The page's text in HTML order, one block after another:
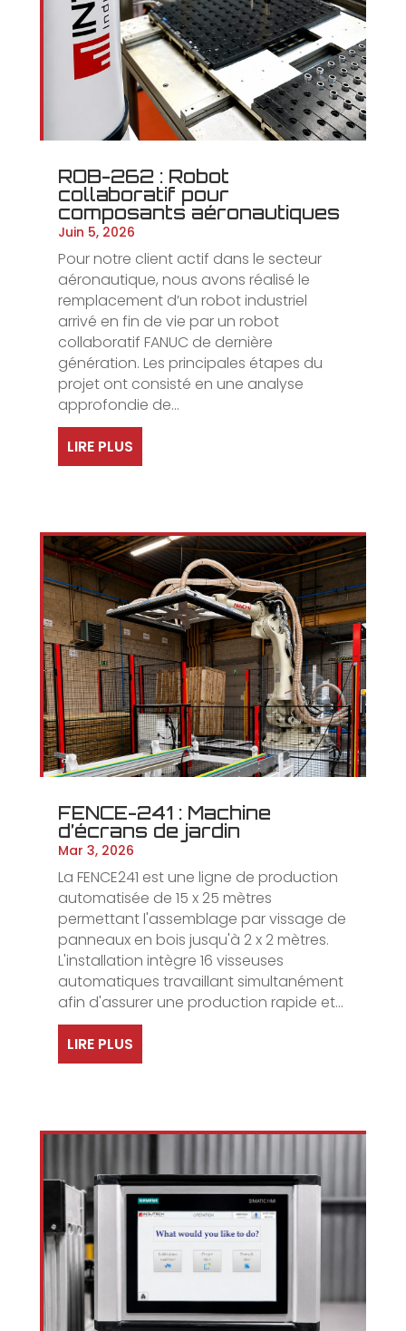
ROB-262 : Robot
collaboratif pour
composants aéronautiques
Juin 5, 2026
Pour notre client actif dans le secteur
aéronautique, nous avons réalisé le
remplacement d’un robot industriel
arrivé en fin de vie par un robot
collaboratif FANUC de dernière
génération. Les principales étapes du
projet ont consisté en une analyse
approfondie de...
LIRE PLUS
FENCE-241 : Machine
d’écrans de jardin
Mar 3, 2026
La FENCE241 est une ligne de production
automatisée de 15 x 25 mètres
permettant l'assemblage par vissage de
panneaux en bois jusqu'à 2 x 2 mètres.
L'installation intègre 16 visseuses
automatiques travaillant simultanément
afin d'assurer une production rapide et...
LIRE PLUS